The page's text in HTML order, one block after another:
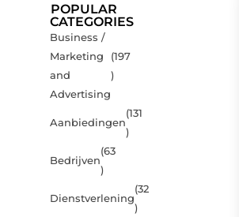
POPULAR
CATEGORIES
Business /
Marketing
and
Advertising
(197
)
Aanbiedingen
(131
)
Bedrijven
(63
)
Dienstverlening
(32
)